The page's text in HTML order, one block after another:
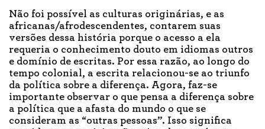
Não foi possível as culturas originárias, e as
africanas/afrodescendentes, contarem suas
versões dessa história porque o acesso a ela
requeria o conhecimento douto em idiomas outros
e domínio de escritas. Por essa razão, ao longo do
tempo colonial, a escrita relacionou-se ao triunfo
da política sobre a diferença. Agora, faz-se
importante observar o que pensa a diferença sobre
a política que a afasta do mundo o que se
consideram as “outras pessoas”. Isso significa